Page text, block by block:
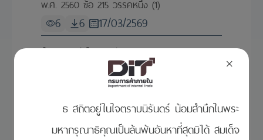
พ.ศ. 2560 ข้อ 215 วรรคหนึ่ง (1)
6 6 17/03/2569
ซ้อมความเข้าใจเหตุแห่งการพิจารณาบอกเลิก
สัญญา หรือข้อตกลงตามมาตรา 103 วรรคหนึ่ง
(3) แห่งพระราชบัญญัติการจัดซื้อจัดจ้างและการ
บริหารพัสดุภาครัฐ พ.ศ. 2560
4 4 17/02/2569
×
ธ สถิตอยู่ในใจตราบนิรันดร์ น้อมสำนึกในพระ
มหากรุณาธิคุณเป็นล้นพ้นอันหาที่สุดมิได้ สมเด็จ